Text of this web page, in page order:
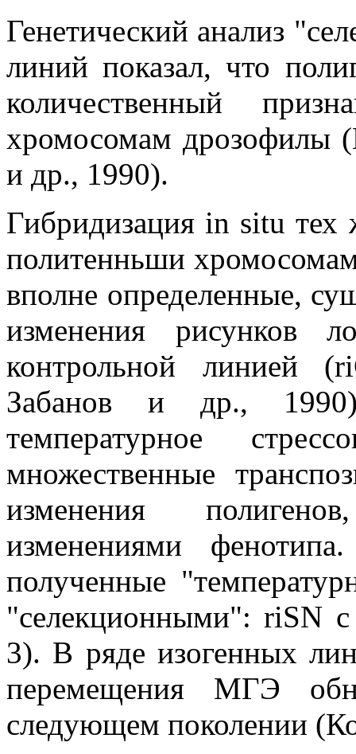
Генетический анализ
линий показал, что
количественный
хромосомам дрозофилы
и др., 1990).
Гибридизация in situ тех
политенньши
вполне определенные,
изменения рисунков
контрольной линией
Забанов и др.,
температурное
множественные
изменения
изменениями
полученные
"селекционными": riSN
3). В ряде изогенных
перемещения МГЭ
следующем поколении